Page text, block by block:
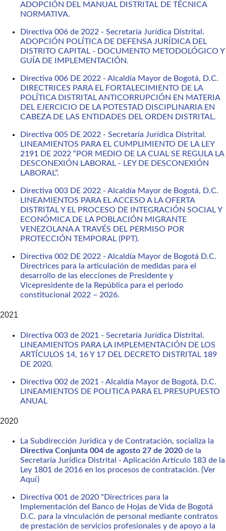
ADOPCIÓN DEL MANUAL DISTRITAL DE TÉCNICA
NORMATIVA.
Directiva 006 de 2022 - Secretaría Jurídica Distrital.
ADOPCIÓN POLÍTICA DE DEFENSA JURÍDICA DEL
DISTRITO CAPITAL - DOCUMENTO METODOLÓGICO Y
GUÍA DE IMPLEMENTACIÓN.
Directiva 006 DE 2022 - Alcaldía Mayor de Bogotá, D.C.
DIRECTRICES PARA EL FORTALECIMIENTO DE LA
POLÍTICA DISTRITAL ANTICORRUPCIÓN EN MATERIA
DEL EJERCICIO DE LA POTESTAD DISCIPLINARIA EN
CABEZA DE LAS ENTIDADES DEL ORDEN DISTRITAL.
Directiva 005 DE 2022 - Secretaría Jurídica Distrital.
LINEAMIENTOS PARA EL CUMPLIMIENTO DE LA LEY
2191 DE 2022 “POR MEDIO DE LA CUAL SE REGULA LA
DESCONEXIÓN LABORAL - LEY DE DESCONEXIÓN
LABORAL”.
Directiva 003 DE 2022 - Alcaldía Mayor de Bogotá, D.C.
LINEAMIENTOS PARA EL ACCESO A LA OFERTA
DISTRITAL Y EL PROCESO DE INTEGRACIÓN SOCIAL Y
ECONÓMICA DE LA POBLACIÓN MIGRANTE
VENEZOLANA A TRAVÉS DEL PERMISO POR
PROTECCIÓN TEMPORAL (PPT).
Directiva 002 DE 2022 - Alcaldía Mayor de Bogotá D.C.
Directrices para la articulación de medidas para el
desarrollo de las elecciones de Presidente y
Vicepresidente de la República para el periodo
constitucional 2022 – 2026.
2021
Directiva 003 de 2021 - Secretaría Jurídica Distrital.
LINEAMIENTOS PARA LA IMPLEMENTACIÓN DE LOS
ARTÍCULOS 14, 16 Y 17 DEL DECRETO DISTRITAL 189
DE 2020.
Directiva 002 de 2021 - Alcaldía Mayor de Bogotá, D.C.
LINEAMIENTOS DE POLITICA PARA EL PRESUPUESTO
ANUAL
2020
La Subdirección Jurídica y de Contratación, socializa la
Directiva Conjunta 004 de agosto 27 de 2020 de la
Secretaría Jurídica Distrital - Aplicación Artículo 183 de la
Ley 1801 de 2016 en los procesos de contratación. (Ver
Aquí)
Directiva 001 de 2020 "Directrices para la
Implementación del Banco de Hojas de Vida de Bogotá
D.C. para la vinculación de personal mediante contratos
de prestación de servicios profesionales y de apoyo a la